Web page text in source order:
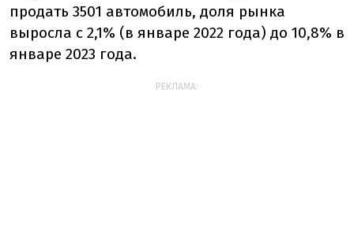
продать 3501 автомобиль, доля рынка
выросла с 2,1% (в январе 2022 года) до 10,8% в
январе 2023 года.
РЕКЛАМА: